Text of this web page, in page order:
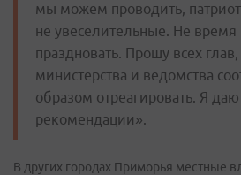
мы можем проводить,
не увеселительные. Не
праздновать. Прошу всех
министерства и ведомства
образом отреагировать. Я
рекомендации».
В других городах Приморья местные